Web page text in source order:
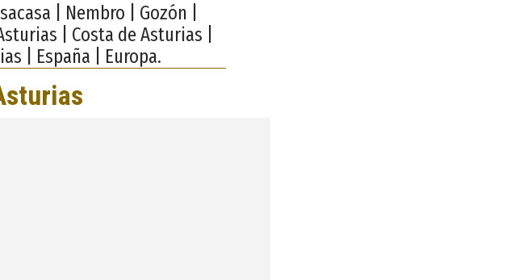
| Nembro | Gozón |
| Costa de Asturias |
| España | Europa.